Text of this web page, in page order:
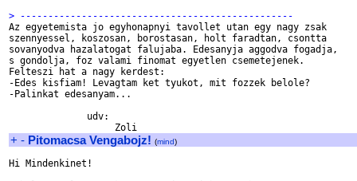
> -------------------------------------------------
Az egyetemista jo egyhonapnyi tavollet utan egy nagy zsak
szennyessel, koszosan, borostasan, holt faradtan, csontta
sovanyodva hazalatogat falujaba. Edesanyja aggodva fogadja,
s gondolja, foz valami finomat egyetlen csemetejenek.
Felteszi hat a nagy kerdest:
-Edes kisfiam! Levagtam ket tyukot, mit fozzek belole?
-Palinkat edesanyam...
              udv:
+ - Pitomacsa Vengabojz! (mind)
Hi Mindenkinet!